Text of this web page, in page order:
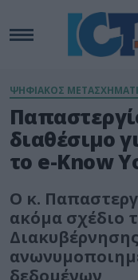
ΨΗΦΙΑΚΟΣ
διαθέσιμο
το e-Know
Ο κ.
ακόμα σχέδιο
δεδομένων